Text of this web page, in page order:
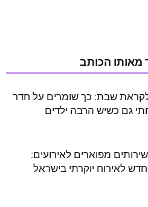
מאותו הכותב
שבת: כך שומרים על חדר
גם כשיש הרבה ילדים
קלאסיק 00 שירותים מפוארים לאירועים:
לאירוח יוקרתי בישראל